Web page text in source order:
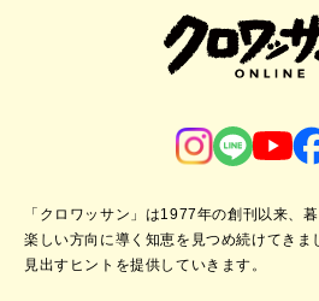
「クロワッサン」は1977年の創刊以来、
楽しい方向に導く知恵を見つめ続けてきま
見出すヒントを提供していきます。